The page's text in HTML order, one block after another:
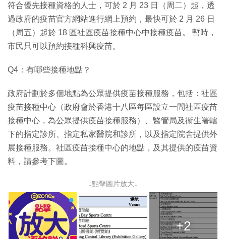
符合優先接種資格的人士，可於 2 月 23 日（周二）起，透
過政府的疫苗官方網站進行網上預約，最快可於 2 月 26 日
（周五）起於 18 區社區疫苗接種中心中接種疫苗。 暫時，
市民只可以預約接種科興疫苗。
Q4：有哪些接種地點？
政府計劃於多個地點為公眾提供疫苗接種服務，包括：社區
疫苗接種中心（政府會於香港十八區每區設立一間社區疫苗
接種中心，為公眾提供疫苗接種服務）、醫管局及衞生署轄
下的指定診所、指定私家醫院和診所，以及指定院舍提供外
展接種服務。社區疫苗接種中心的地點，及其提供的疫苗資
料，請參考下圖。
↓點擊圖片放大↓
+2